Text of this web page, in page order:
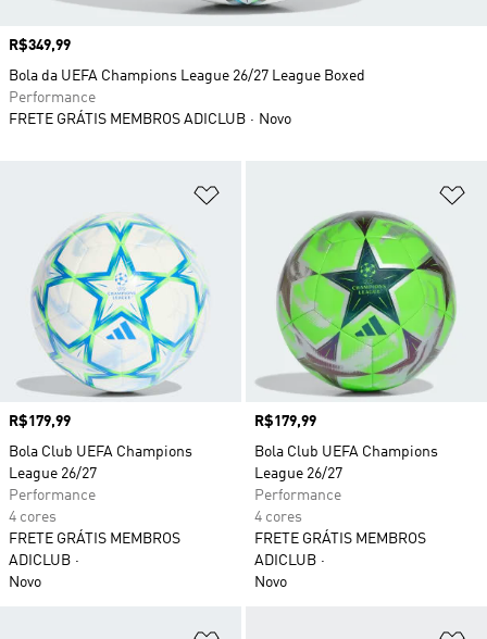
Preço
R$179,99
Bola Club UEFA Champions
League 26/27
Performance
4 cores
FRETE GRÁTIS MEMBROS
ADICLUB
Novo
Preço
R$179,99
Bola Club UEFA Champions
League 26/27
Performance
4 cores
FRETE GRÁTIS MEMBROS
ADICLUB
Novo
Preço
R$349,99
Bola da UEFA Champions League 26/27 League Boxed
Performance
FRETE GRÁTIS MEMBROS ADICLUB
Novo